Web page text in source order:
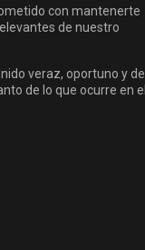
con mantenerte
de nuestro
veraz, oportuno y de
de lo que ocurre en el